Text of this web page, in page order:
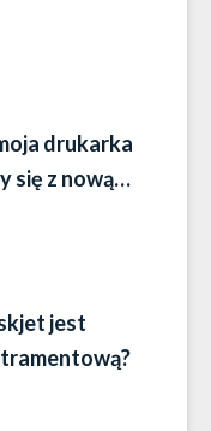
drukarka
się z nową
jest